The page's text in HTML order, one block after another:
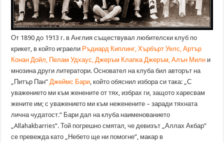
От 1890 до 1913 г. в Англия съществувал любителски клуб по
крикет, в който играели Ръдиард Киплинг ,Хърбърт Уелс ,Артър
Конан Дойл Пелам Удхаус Джеръм Клапка Джеръм ,Алън Милн и
мнозина други литератори. Основател на клуба бил авторът на
„Питър Пан” Джеймс Бари , който обяснил избора си така: „С
уважението ми към женените от тях, избрах ги, защото харесвам
жените им; с уважението ми към неженените – заради тяхната
лична чудатост.“ Бари дал на клуба наименованието
„Allahakbarries”. Той погрешно смятал, че девизът „Аллах Акбар”
се превежда като „Небето ще ни помогне”, макар в